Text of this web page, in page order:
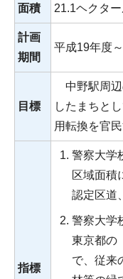
面積 21.1ヘクタ
計画
期間
平成19年度
目標
中野駅周辺
したまちと
用転換を官
指標
警察大学
区域面積
認定区道
警察大学
東京都の
で、従来